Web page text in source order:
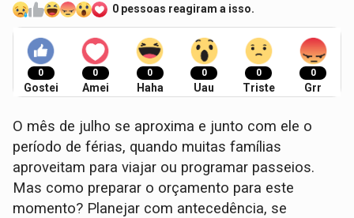
0 pessoas reagiram a isso.
0
Gostei
0
Amei
0
Haha
0
Uau
0
Triste
0
Grr
O mês de julho se aproxima e junto com ele o
período de férias, quando muitas famílias
aproveitam para viajar ou programar passeios.
Mas como preparar o orçamento para este
momento? Planejar com antecedência, se